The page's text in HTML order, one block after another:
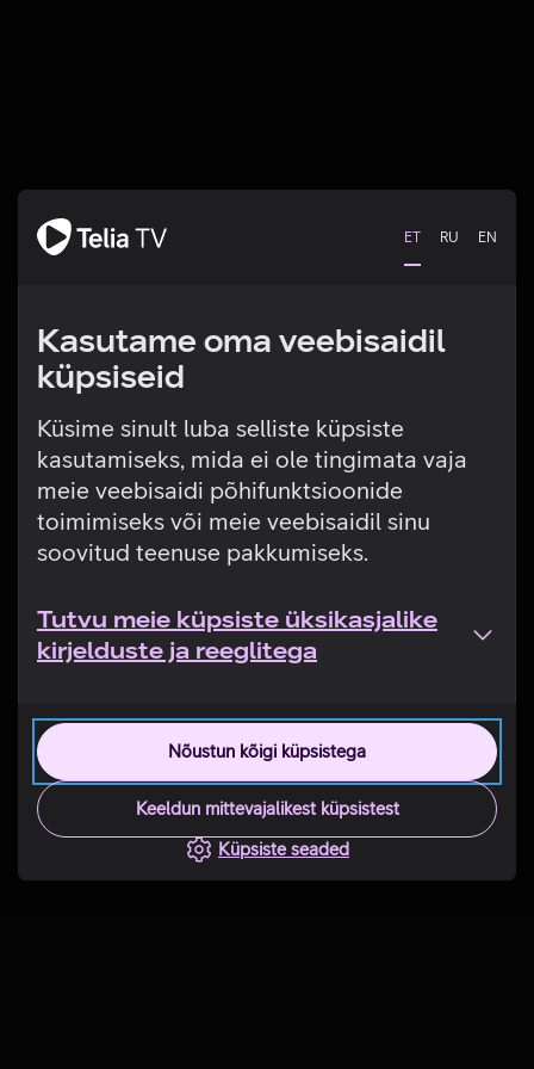
ET RU EN
Kasutame oma veebisaidil
küpsiseid
Küsime sinult luba selliste küpsiste
kasutamiseks, mida ei ole tingimata vaja
meie veebisaidi põhifunktsioonide
toimimiseks või meie veebisaidil sinu
soovitud teenuse pakkumiseks.
Tutvu meie küpsiste üksikasjalike
kirjelduste ja reeglitega
Nõustun kõigi küpsistega
Keeldun mittevajalikest küpsistest
Küpsiste seaded
Tehniline viga